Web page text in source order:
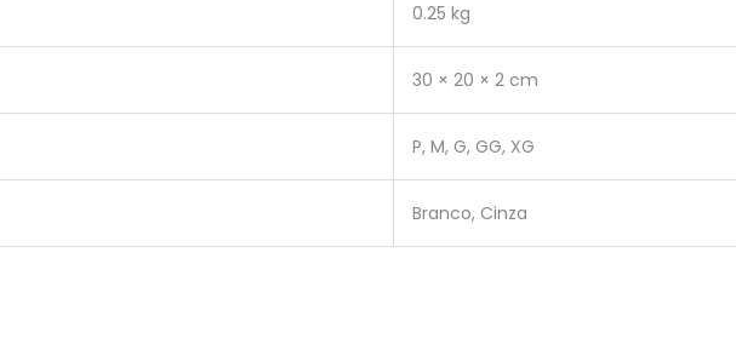
0.25 kg
30 × 20 × 2 cm
P, M, G, GG, XG
Branco, Cinza